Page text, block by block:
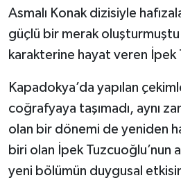
Asmalı Konak dizisiyle
güçlü bir merak
karakterine hayat veren İpek
Kapadokya’da yapılan
coğrafyaya taşımadı, aynı
olan bir dönemi de yeniden
biri olan İpek Tuzcuoğlu’nun
yeni bölümün duygusal
Haberleri